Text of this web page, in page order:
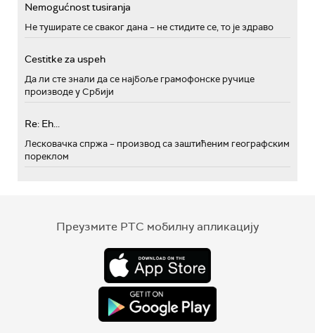
Nemogućnost tusiranja
Не туширате се сваког дана – не стидите се, то је здраво
Cestitke za uspeh
Да ли сте знали да се најбоље грамофонске ручице
производе у Србији
Re: Eh...
Лесковачка спржа – производ са заштићеним географским
пореклом
Преузмите РТС мобилну апликацију